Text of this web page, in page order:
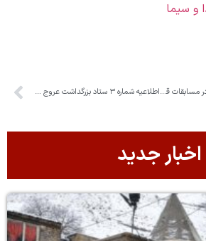
و سیما
درخشش کشتی گیر البرزی در مسابقات قهرمانی کشور اطلاعیه شماره ۳ ستاد بزرگداشت عروج خونین امام مجاهد شهید
اخبار جدید